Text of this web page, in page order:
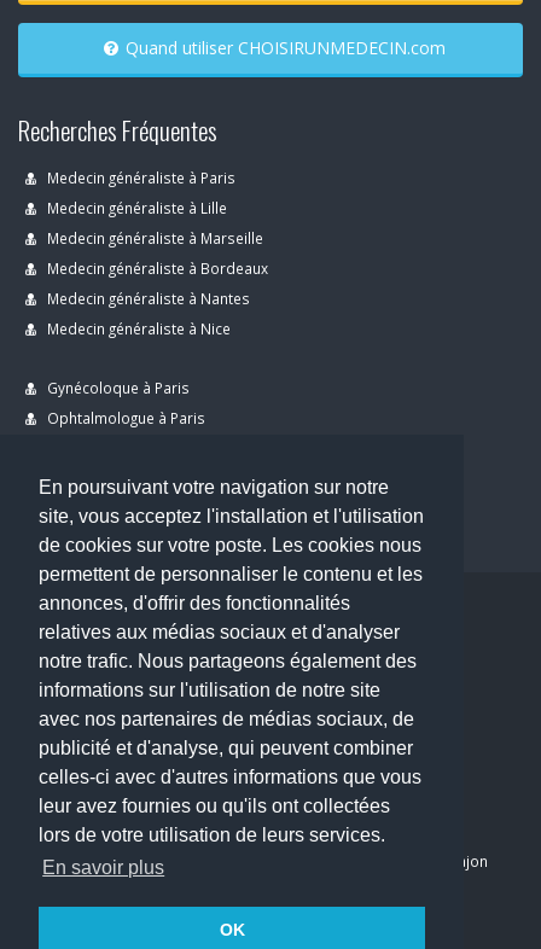
En poursuivant votre navigation sur notre
site, vous acceptez l'installation et l'utilisation
de cookies sur votre poste. Les cookies nous
permettent de personnaliser le contenu et les
annonces, d'offrir des fonctionnalités
relatives aux médias sociaux et d'analyser
notre trafic. Nous partageons également des
informations sur l'utilisation de notre site
avec nos partenaires de médias sociaux, de
publicité et d'analyse, qui peuvent combiner
celles-ci avec d'autres informations que vous
leur avez fournies ou qu'ils ont collectées
lors de votre utilisation de leurs services.
En savoir plus
OK
Quand utiliser CHOISIRUNMEDECIN.com
Recherches Fréquentes
Medecin généraliste à Paris
Medecin généraliste à Lille
Medecin généraliste à Marseille
Medecin généraliste à Bordeaux
Medecin généraliste à Nantes
Medecin généraliste à Nice
Gynécoloque à Paris
Ophtalmologue à Paris
Dentiste à Paris
Copyright © 2026 . All Rights Reserved.
choisirunmedecin@gmail.com
Nous contacter
Accueil
Blog
Mon compte
Dernier avis : PASCAL DELCAMPE, Chirurgien maxillo-faciale à Arpajon